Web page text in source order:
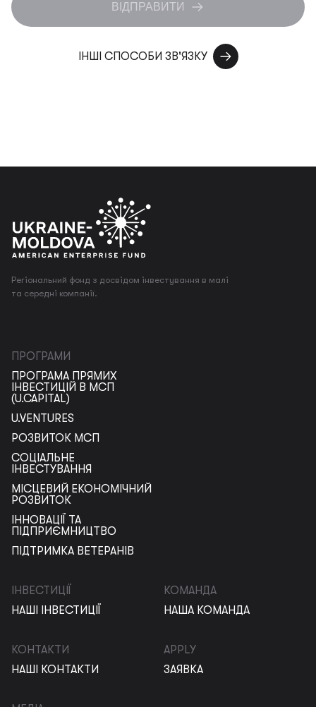
ВІДПРАВИТИ
ІНШІ СПОСОБИ ЗВ'ЯЗКУ
Регіональний фонд з досвідом інвестування в малі
та середні компанії.
ПРОГРАМИ
ПРОГРАМА ПРЯМИХ
ІНВЕСТИЦІЙ В МСП
(U.CAPITAL)
U.VENTURES
РОЗВИТОК МСП
СОЦІАЛЬНЕ
ІНВЕСТУВАННЯ
МІСЦЕВИЙ ЕКОНОМІЧНИЙ
РОЗВИТОК
ІННОВАЦІЇ ТА
ПІДПРИЄМНИЦТВО
ПІДТРИМКА ВЕТЕРАНІВ
ІНВЕСТИЦІЇ
НАШІ ІНВЕСТИЦІЇ
КОМАНДА
НАША КОМАНДА
КОНТАКТИ
НАШІ КОНТАКТИ
APPLY
ЗАЯВКА